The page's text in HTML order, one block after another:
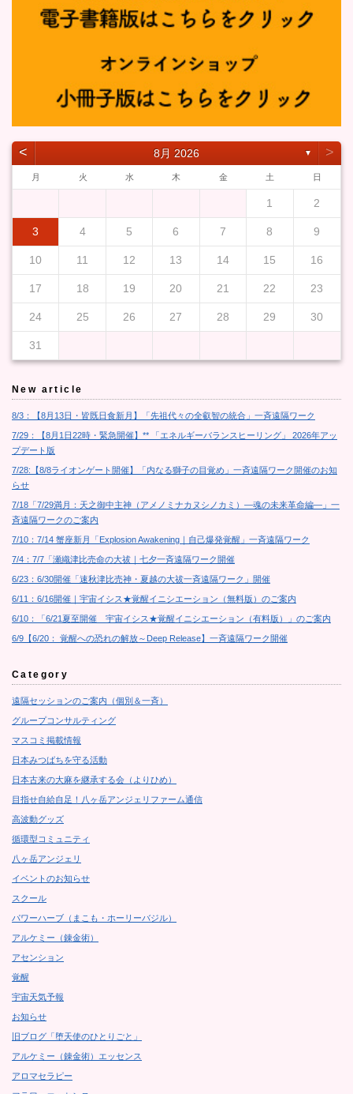
˂ 8月 2026 ▼ ˃
月 火 水 木 金 土 日
1 2
3 4 5 6 7 8 9
10 11 12 13 14 15 16
17 18 19 20 21 22 23
24 25 26 27 28 29 30
31
New article
8/3：【8月13日・皆既日食新月】「先祖代々の全叡智の統合」一斉遠隔ワーク
7/29：【8月1日22時・緊急開催】** 「エネルギーバランスヒーリング」 2026年アッ
プデート版
7/28:【8/8ライオンゲート開催】「内なる獅子の目覚め」一斉遠隔ワーク開催のお知
らせ
7/18「7/29満月：天之御中主神（アメノミナカヌシノカミ）―魂の未来革命編―」一
斉遠隔ワークのご案内
7/10：7/14 蟹座新月「Explosion Awakening｜自己爆発覚醒」一斉遠隔ワーク
7/4：7/7「瀬織津比売命の大祓｜七夕一斉遠隔ワーク開催
6/23：6/30開催「速秋津比売神・夏越の大祓一斉遠隔ワーク」開催
6/11：6/16開催｜宇宙イシス★覚醒イニシエーション（無料版）のご案内
6/10：「6/21夏至開催 宇宙イシス★覚醒イニシエーション（有料版）」のご案内
6/9【6/20： 覚醒への恐れの解放～Deep Release】一斉遠隔ワーク開催
Category
遠隔セッションのご案内（個別＆一斉）
グループコンサルティング
マスコミ掲載情報
日本みつばちを守る活動
日本古来の大麻を継承する会（よりひめ）
目指せ自給自足！八ヶ岳アンジェリファーム通信
高波動グッズ
循環型コミュニティ
八ヶ岳アンジェリ
イベントのお知らせ
スクール
パワーハーブ（まこも・ホーリーバジル）
アルケミー（錬金術）
アセンション
覚醒
宇宙天気予報
お知らせ
旧ブログ「堕天使のひとりごと」
アルケミー（錬金術）エッセンス
アロマセラピー